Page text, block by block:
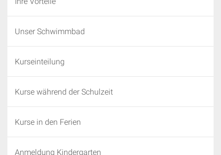
Unser Schwimmbad
Kurseinteilung
Kurse während der Schulzeit
Kurse in den Ferien
Anmeldung Kindergarten